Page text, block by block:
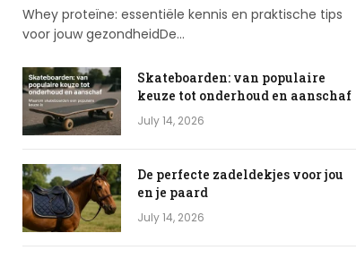
Whey proteïne: essentiële kennis en praktische tips
voor jouw gezondheidDe…
Skateboarden: van populaire
keuze tot onderhoud en aanschaf
July 14, 2026
De perfecte zadeldekjes voor jou
en je paard
July 14, 2026